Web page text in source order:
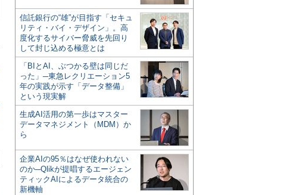
信託銀行の“雄”が目指す「セキュ
リティ・バイ・デザイン」。高
度化するサイバー脅威を先回り
して封じ込める極意とは
「BIとAI、ぶつかる壁は同じだ
った」─東急レクリエーション5
年の実践が示す「データ整備」
という現実解
生成AI活用の第一歩はマスター
データマネジメント（MDM）か
ら
企業AIの95％はなぜ使われない
のか─Qlikが提唱するエージェン
ティックAIによるデータ統合の
新機軸